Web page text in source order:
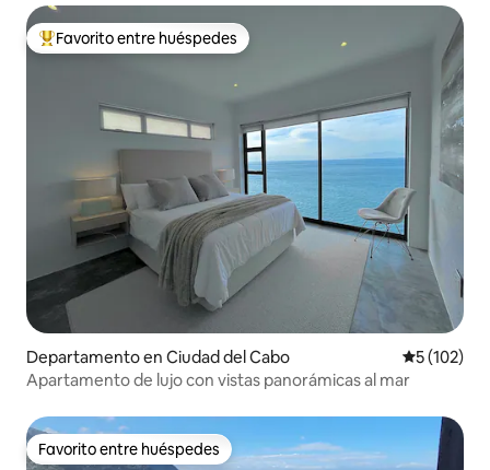
De los mejores en Favorito entre huéspedes
Favorito entre huéspedes
Departamento en Ciudad del Cabo
5 (102)
Apartamento de lujo con vistas panorámicas al mar
Favorito entre huéspedes
Favorito entre huéspedes